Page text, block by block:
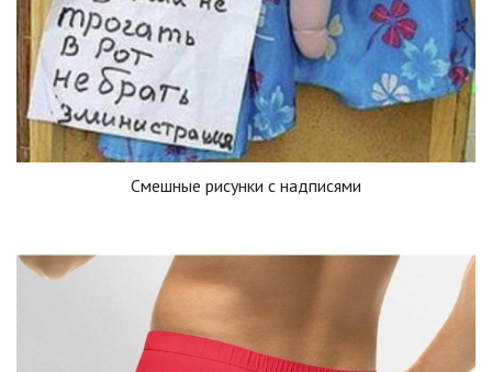
Смешные рисунки с надписями